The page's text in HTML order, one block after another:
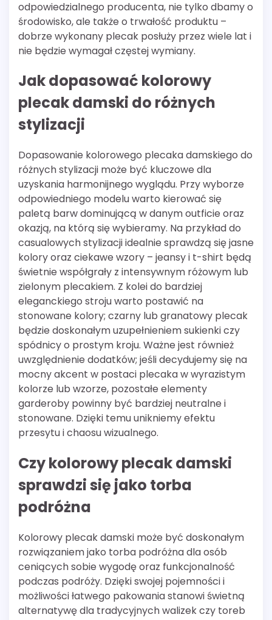
odpowiedzialnego producenta, nie tylko dbamy o
środowisko, ale także o trwałość produktu –
dobrze wykonany plecak posłuży przez wiele lat i
nie będzie wymagał częstej wymiany.
Jak dopasować kolorowy
plecak damski do różnych
stylizacji
Dopasowanie kolorowego plecaka damskiego do
różnych stylizacji może być kluczowe dla
uzyskania harmonijnego wyglądu. Przy wyborze
odpowiedniego modelu warto kierować się
paletą barw dominującą w danym outficie oraz
okazją, na którą się wybieramy. Na przykład do
casualowych stylizacji idealnie sprawdzą się jasne
kolory oraz ciekawe wzory – jeansy i t-shirt będą
świetnie współgrały z intensywnym różowym lub
zielonym plecakiem. Z kolei do bardziej
eleganckiego stroju warto postawić na
stonowane kolory; czarny lub granatowy plecak
będzie doskonałym uzupełnieniem sukienki czy
spódnicy o prostym kroju. Ważne jest również
uwzględnienie dodatków; jeśli decydujemy się na
mocny akcent w postaci plecaka w wyrazistym
kolorze lub wzorze, pozostałe elementy
garderoby powinny być bardziej neutralne i
stonowane. Dzięki temu unikniemy efektu
przesytu i chaosu wizualnego.
Czy kolorowy plecak damski
sprawdzi się jako torba
podróżna
Kolorowy plecak damski może być doskonałym
rozwiązaniem jako torba podróżna dla osób
ceniących sobie wygodę oraz funkcjonalność
podczas podróży. Dzięki swojej pojemności i
możliwości łatwego pakowania stanowi świetną
alternatywę dla tradycyjnych walizek czy toreb